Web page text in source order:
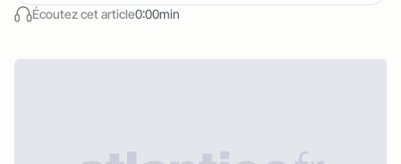
Écoutez cet article0:00min